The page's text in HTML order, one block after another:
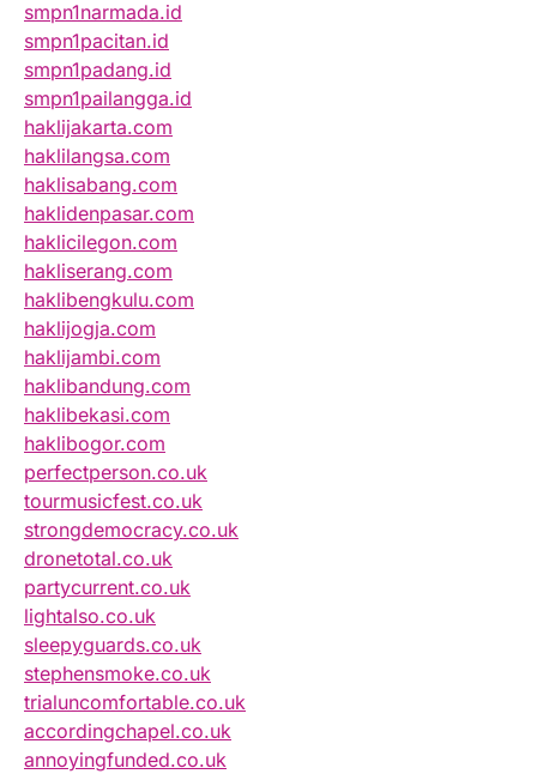
smpn1narmada.id
smpn1pacitan.id
smpn1padang.id
smpn1pailangga.id
haklijakarta.com
haklilangsa.com
haklisabang.com
haklidenpasar.com
haklicilegon.com
hakliserang.com
haklibengkulu.com
haklijogja.com
haklijambi.com
haklibandung.com
haklibekasi.com
haklibogor.com
perfectperson.co.uk
tourmusicfest.co.uk
strongdemocracy.co.uk
dronetotal.co.uk
partycurrent.co.uk
lightalso.co.uk
sleepyguards.co.uk
stephensmoke.co.uk
trialuncomfortable.co.uk
accordingchapel.co.uk
annoyingfunded.co.uk